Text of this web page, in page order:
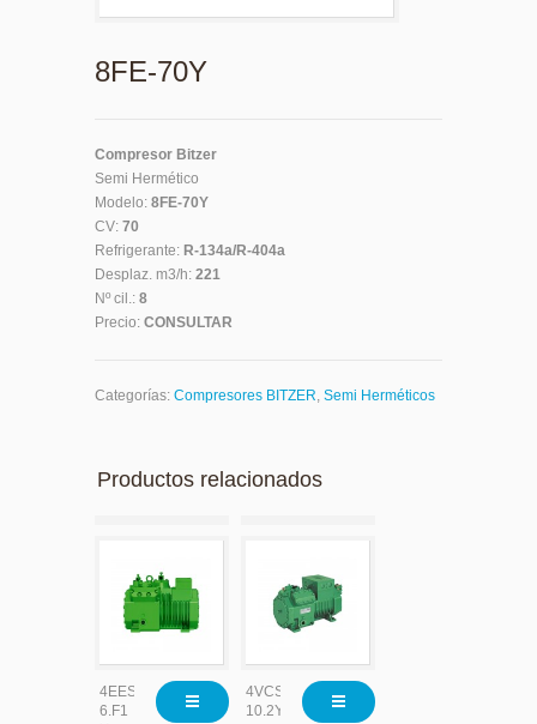
8FE-70Y
Compresor Bitzer
Semi Hermético
Modelo: 8FE-70Y
CV: 70
Refrigerante: R-134a/R-404a
Desplaz. m3/h: 221
Nº cil.: 8
Precio: CONSULTAR
Categorías: Compresores BITZER, Semi Herméticos
Productos relacionados
4EES-
6.F1
4VCS-
10.2Y